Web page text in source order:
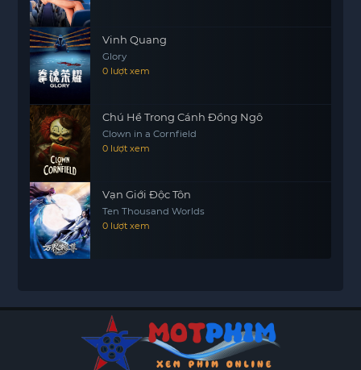
Vinh Quang
Glory
0 lượt xem
Chú Hề Trong Cánh Đồng Ngô
Clown in a Cornfield
0 lượt xem
Vạn Giới Độc Tôn
Ten Thousand Worlds
0 lượt xem